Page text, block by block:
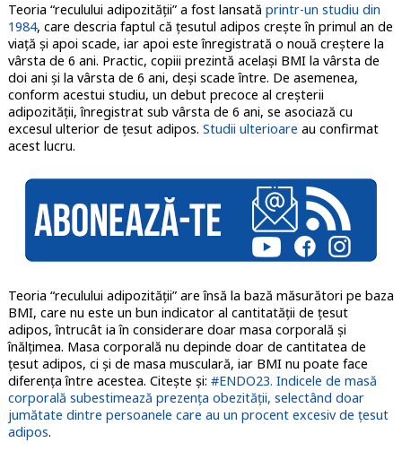
Teoria “reculului adipozității” a fost lansată printr-un studiu din
1984, care descria faptul că ţesutul adipos crește în primul an de
viaţă și apoi scade, iar apoi este înregistrată o nouă creştere la
vârsta de 6 ani. Practic, copiii prezintă acelaşi BMI la vârsta de
doi ani şi la vârsta de 6 ani, deşi scade între. De asemenea,
conform acestui studiu, un debut precoce al creşterii
adipozităţii, înregistrat sub vârsta de 6 ani, se asociază cu
excesul ulterior de ţesut adipos. Studii ulterioare au confirmat
acest lucru.
Teoria “reculului adipozității” are însă la bază măsurători pe baza
BMI, care nu este un bun indicator al cantitatăţii de ţesut
adipos, întrucât ia în considerare doar masa corporală şi
înălţimea. Masa corporală nu depinde doar de cantitatea de
ţesut adipos, ci şi de masa musculară, iar BMI nu poate face
diferenţa între acestea. Citeşte şi: #ENDO23. Indicele de masă
corporală subestimează prezența obezității, selectând doar
jumătate dintre persoanele care au un procent excesiv de țesut
adipos.